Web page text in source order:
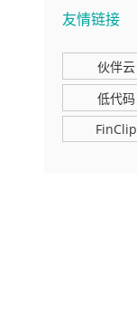
友情链接
伙伴云
低代码
FinClip